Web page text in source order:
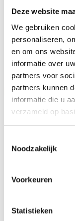
Deze website
We gebruiken
personaliseren,
en om ons
informatie over
partners voor
partners kunnen
informatie die u
verzameld op
Noodzakelijk
Voorkeuren
Statistieken